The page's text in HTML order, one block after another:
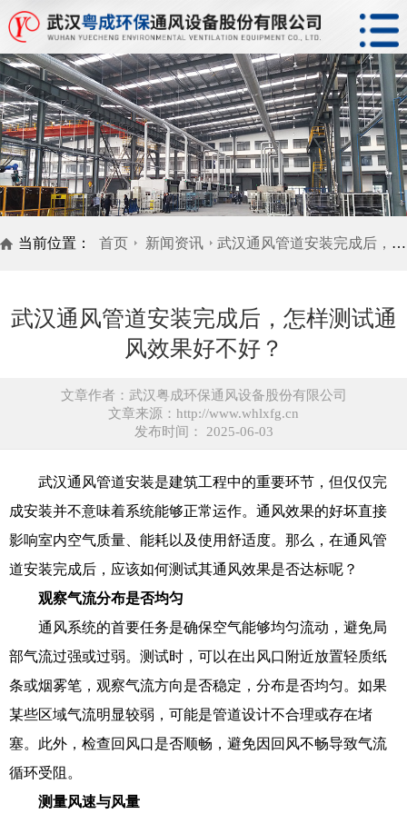
当前位置： 首页 新闻资讯 武汉通风管道安装完成后，怎样测试通风效果好不好？
武汉通风管道安装完成后，怎样测试通
风效果好不好？
文章作者：武汉粤成环保通风设备股份有限公司
文章来源：http://www.whlxfg.cn
发布时间： 2025-06-03
武汉通风管道安装是建筑工程中的重要环节，但仅仅完
成安装并不意味着系统能够正常运作。通风效果的好坏直接
影响室内空气质量、能耗以及使用舒适度。那么，在通风管
道安装完成后，应该如何测试其通风效果是否达标呢？
观察气流分布是否均匀
通风系统的首要任务是确保空气能够均匀流动，避免局
部气流过强或过弱。测试时，可以在出风口附近放置轻质纸
条或烟雾笔，观察气流方向是否稳定，分布是否均匀。如果
某些区域气流明显较弱，可能是管道设计不合理或存在堵
塞。此外，检查回风口是否顺畅，避免因回风不畅导致气流
循环受阻。
测量风速与风量